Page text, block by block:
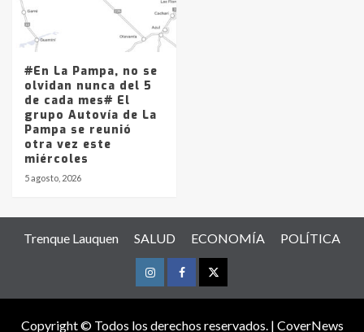
#En La Pampa, no se
olvidan nunca del 5
de cada mes# El
grupo Autovía de La
Pampa se reunió
otra vez este
miércoles
5 agosto, 2026
Trenque Lauquen SALUD ECONOMÍA POLÍTICA
InstagramFacebookTwitter
Copyright © Todos los derechos reservados. | CoverNews